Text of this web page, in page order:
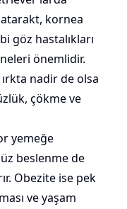
kornea
göz hastalıkları
önemlidir.
ırkta nadir de olsa
çökme ve
yemeğe
beslenme de
Obezite ise pek
ve yaşam